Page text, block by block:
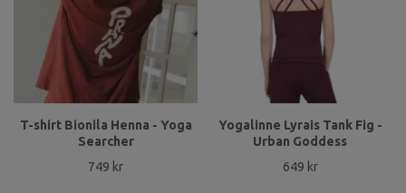
T-shirt Bionila Henna - Yoga
Searcher
749 kr
Yogalinne Lyrais Tank Fig -
Urban Goddess
649 kr